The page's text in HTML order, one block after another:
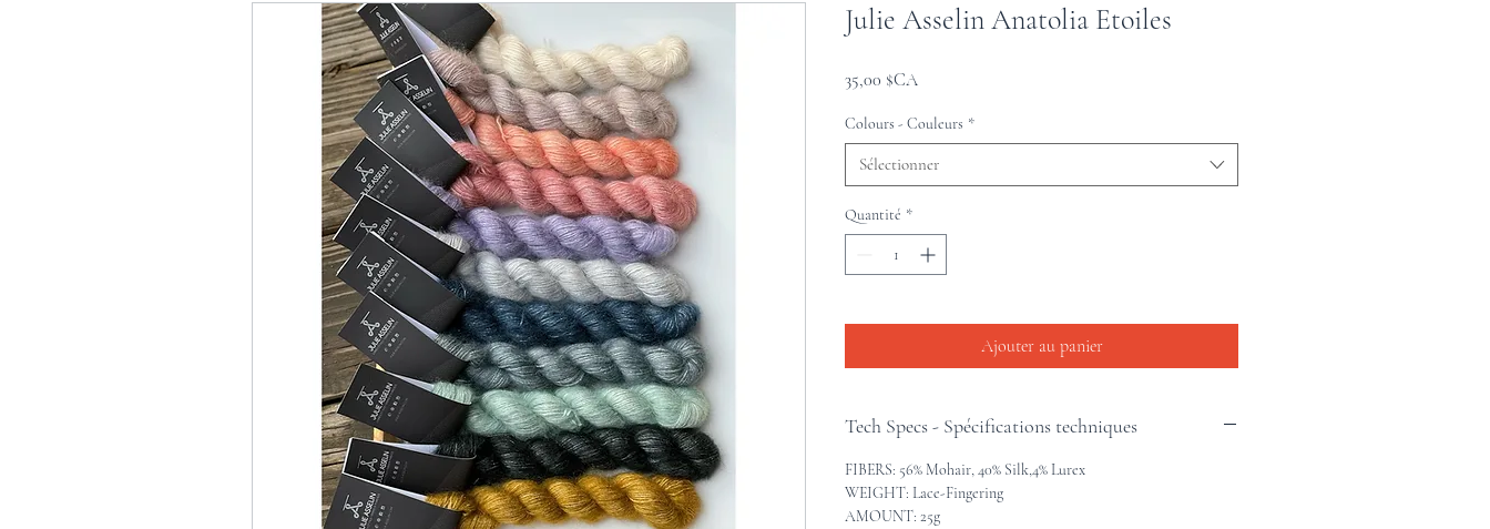
Julie Asselin Anatolia Etoiles
35,00 $CAPrix
Colours - Couleurs *
Sélectionner
Quantité *
Ajouter au panier
Tech Specs - Spécifications techniques
FIBERS: 56% Mohair, 40% Silk,4% Lurex
WEIGHT: Lace-Fingering
AMOUNT: 25g